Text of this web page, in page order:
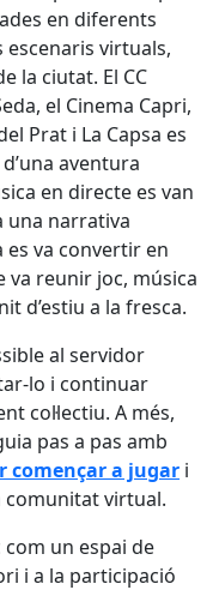
en diferents
escenaris virtuals,
la ciutat. El CC
el Cinema Capri,
Prat i La Capsa es
aventura
en directe es van
una narrativa
es va convertir en
va reunir joc, música
d’estiu a la fresca.
al servidor
lo i continuar
col·lectiu. A més,
pas a pas amb
començar a jugar i
comunitat virtual.
un espai de
i a la participació